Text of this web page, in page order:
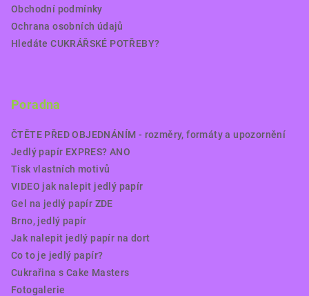
Obchodní podmínky
Ochrana osobních údajů
Hledáte CUKRÁŘSKÉ POTŘEBY?
Poradna
ČTĚTE PŘED OBJEDNÁNÍM - rozměry, formáty a upozornění
Jedlý papír EXPRES? ANO
Tisk vlastních motivů
VIDEO jak nalepit jedlý papír
Gel na jedlý papír ZDE
Brno, jedlý papír
Jak nalepit jedlý papír na dort
Co to je jedlý papír?
Cukrařina s Cake Masters
Fotogalerie